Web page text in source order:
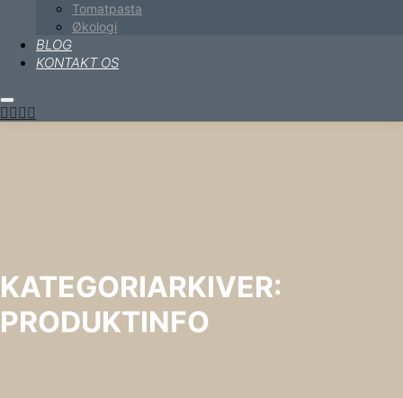
Tomatpasta
Økologi
BLOG
KONTAKT OS
Hovedmenu
KATEGORIARKIVER:
PRODUKTINFO